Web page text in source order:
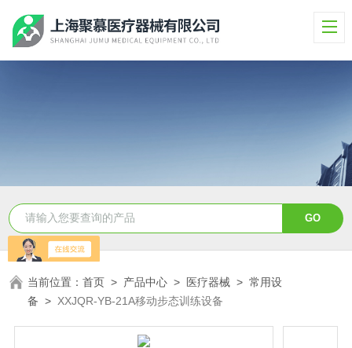
当前位置：首页 > 产品中心 > 医疗器械 >常用设
备 > XXJQR-YB-21A移动步态训练设备